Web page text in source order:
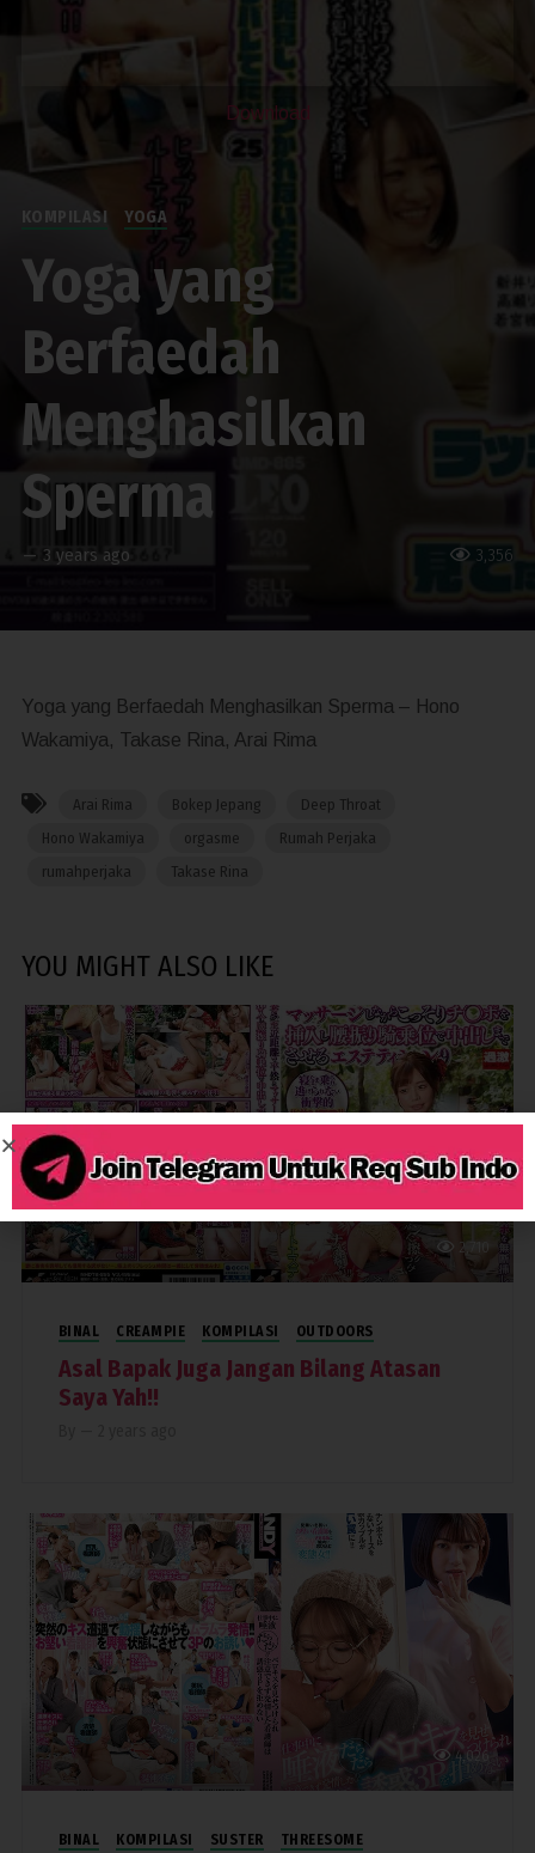
Download
3,356
KOMPILASI YOGA
Yoga yang
Berfaedah
Menghasilkan
Sperma
— 3 years ago
Yoga yang Berfaedah Menghasilkan Sperma – Hono
Wakamiya, Takase Rina, Arai Rima
Arai Rima Bokep Jepang
Deep Throat
Hono Wakamiya
orgasme
Rumah Perjaka
rumahperjaka
Takase Rina
YOU MIGHT ALSO LIKE
2,710
BINAL CREAMPIE KOMPILASI OUTDOORS
Asal Bapak Juga Jangan Bilang Atasan
Saya Yah!!
4,026
BINAL KOMPILASI SUSTER THREESOME